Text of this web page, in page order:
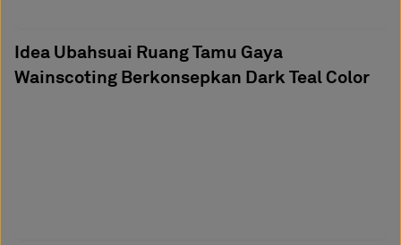
Idea Ubahsuai Ruang Tamu Gaya
Wainscoting Berkonsepkan Dark Teal Color